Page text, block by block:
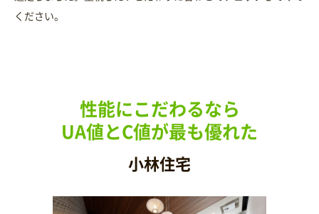
ください。
性能にこだわるなら
UA値とC値が最も優れた
小林住宅